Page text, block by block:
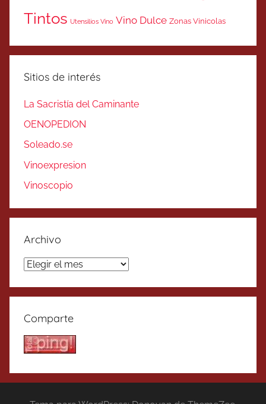
Tintos Utensilios Vino Vino Dulce Zonas Vinicolas
Sitios de interés
La Sacristía del Caminante
OENOPEDION
Soleado.se
Vinoexpresion
Vinoscopio
Archivo
Archivo
Comparte